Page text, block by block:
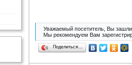
Уважаемый посетитель, Вы зашли
Мы рекомендуем Вам
Поделиться…